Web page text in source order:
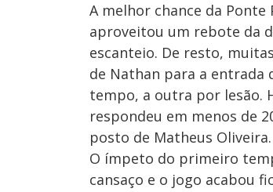
A melhor chance da
aproveitou um rebote da
escanteio. De resto,
de Nathan para a entrada
tempo, a outra por lesão.
respondeu em menos de
posto de Matheus Oliveira.
O ímpeto do primeiro
cansaço e o jogo acabou